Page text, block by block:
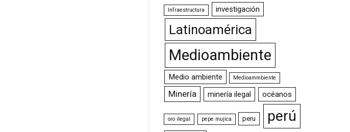
Infraestructura investigación
Latinoamérica
Medioambiente
Medio ambiente Medioammbiente
Minería minería ilegal océanos
oro ilegal pepe mujica peru perú